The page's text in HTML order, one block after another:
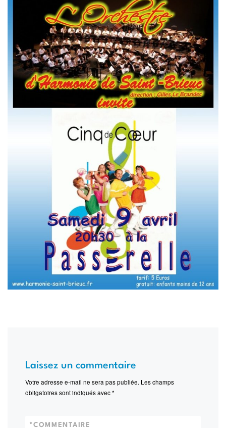
Laissez un commentaire
Votre adresse e-mail ne sera pas publiée. Les champs
obligatoires sont indiqués avec*
COMMENTAIRE
*